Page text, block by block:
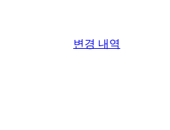
변경 내역